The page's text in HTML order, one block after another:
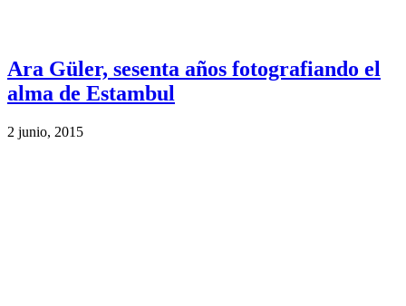
Ara Güler, sesenta años fotografiando el
alma de Estambul
2 junio, 2015